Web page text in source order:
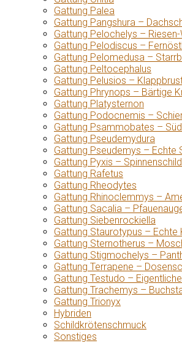
Gattung Palea
Gattung Pangshura –
Gattung Pelochelys –
Gattung Pelodiscus –
Gattung Pelomedusa –
Gattung Peltocephalus
Gattung Pelusios –
Gattung Phrynops – Bärtige
Gattung Platysternon
Gattung Podocnemis –
Gattung Psammobates –
Gattung Pseudemydura
Gattung Pseudemys – Echte
Gattung Pyxis –
Gattung Rafetus
Gattung Rheodytes
Gattung Rhinoclemmys –
Gattung Sacalia –
Gattung Siebenrockiella
Gattung Staurotypus –
Gattung Sternotherus –
Gattung Stigmochelys –
Gattung Terrapene –
Gattung Testudo –
Gattung Trachemys –
Gattung Trionyx
Hybriden
Schildkrötenschmuck
Sonstiges